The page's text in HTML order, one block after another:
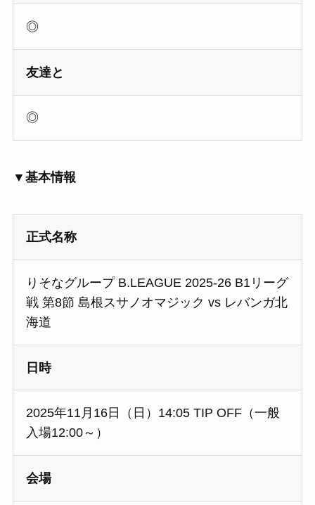
◎
友達と
◎
▼基本情報
正式名称
りそなグループ B.LEAGUE 2025-26 B1リーグ
戦 第8節 島根スサノオマジック vs レバンガ北
海道
日時
2025年11月16日（日）14:05 TIP OFF（一般
入場12:00～）
会場